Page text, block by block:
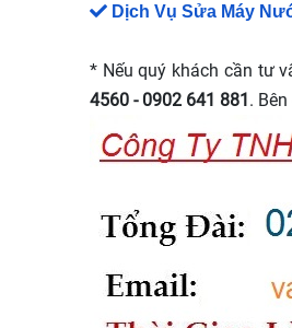
Dịch Vụ Sửa Máy
* Nếu quý khách cần tư
4560 - 0902 641 881 .